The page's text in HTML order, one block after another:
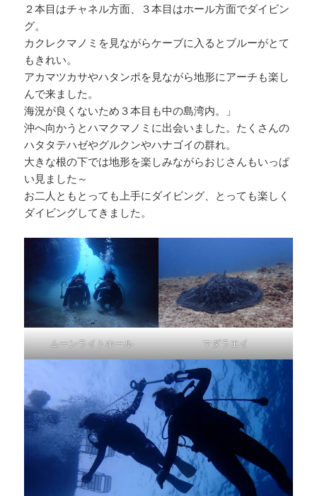
２本目はチャネル方面、３本目はホール方面でダイビン
グ。
カクレクマノミを見ながらケーブに入るとブルーがとて
もきれい。
アカマツカサやハタンポを見ながら地形にアーチも楽し
んで来ました。
海況が良くないため３本目も中の島湾内。」
沖へ向かうとハマクマノミに出会いました。たくさんの
ハタタテハゼやグルクンやハナゴイの群れ。
大きな根の下では地形を楽しみながらおじさんもいっぱ
い見ました～
お二人ともとっても上手にダイビング、とっても楽しく
ダイビングしてきました。
ムーンライトホール マダラエイ